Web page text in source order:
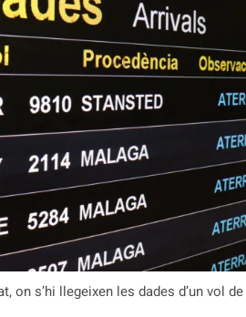
on s’hi llegeixen les dades d’un vol